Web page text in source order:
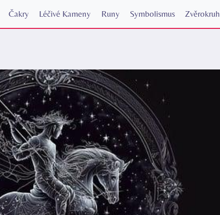
Čakry Léčivé Kameny Runy Symbolismus Zvěrokruh